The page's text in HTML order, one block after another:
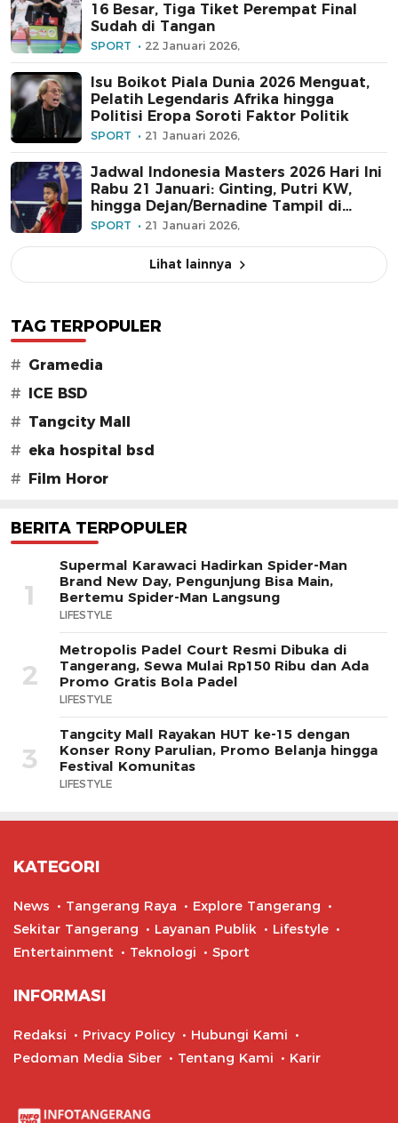
16 Besar, Tiga Tiket Perempat Final
Sudah di Tangan
SPORT 22 Januari 2026,
Isu Boikot Piala Dunia 2026 Menguat,
Pelatih Legendaris Afrika hingga
Politisi Eropa Soroti Faktor Politik
SPORT 21 Januari 2026,
Jadwal Indonesia Masters 2026 Hari Ini
Rabu 21 Januari: Ginting, Putri KW,
hingga Dejan/Bernadine Tampil di
Istora
SPORT 21 Januari 2026,
Lihat lainnya
TAG TERPOPULER
# Gramedia
#
ICE BSD
# Tangcity Mall
# eka hospital bsd
#
Film Horor
BERITA TERPOPULER
1
Supermal Karawaci Hadirkan Spider-Man
Brand New Day, Pengunjung Bisa Main,
Bertemu Spider-Man Langsung
LIFESTYLE
2
Metropolis Padel Court Resmi Dibuka di
Tangerang, Sewa Mulai Rp150 Ribu dan Ada
Promo Gratis Bola Padel
LIFESTYLE
3
Tangcity Mall Rayakan HUT ke-15 dengan
Konser Rony Parulian, Promo Belanja hingga
Festival Komunitas
LIFESTYLE
KATEGORI
News Tangerang Raya
Explore Tangerang
Sekitar Tangerang
Layanan Publik
Lifestyle
Entertainment
Teknologi Sport
INFORMASI
Redaksi Privacy Policy
Hubungi Kami
Pedoman Media Siber
Tentang Kami Karir